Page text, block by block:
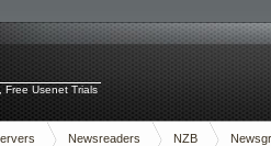
Free Usenet Trials
Newsreaders NZB